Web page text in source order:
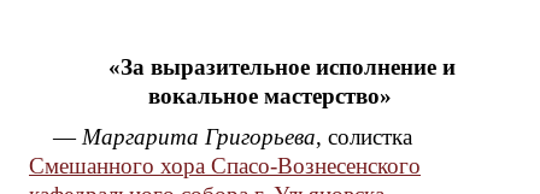
«За выразительное исполнение и
вокальное мастерство»
— Маргарита Григорьева, солистка
Смешанного хора Спасо-Вознесенского